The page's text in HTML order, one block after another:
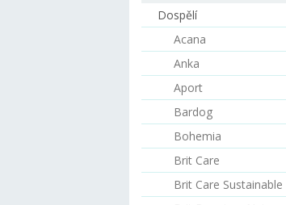
Dospělí
Acana
Anka
Aport
Bardog
Bohemia
Brit Care
Brit Care Sustainable